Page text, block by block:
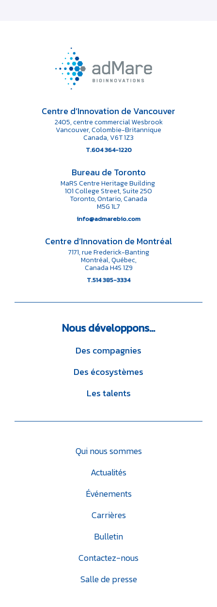
Centre d’Innovation de Vancouver
2405, centre commercial Wesbrook
Vancouver, Colombie-Britannique
Canada, V6T 1Z3
T.604 364-1220
Bureau de Toronto
MaRS Centre Heritage Building
101 College Street, Suite 250
Toronto, Ontario, Canada
M5G 1L7
info@admarebio.com
Centre d’Innovation de Montréal
7171, rue Frederick-Banting
Montréal, Québec,
Canada H4S 1Z9
T.514 385-3334
Nousdéveloppons…
Des compagnies
Des écosystèmes
Les talents
Qui nous sommes
Actualités
Événements
Carrières
Bulletin
Contactez-nous
Salle de presse